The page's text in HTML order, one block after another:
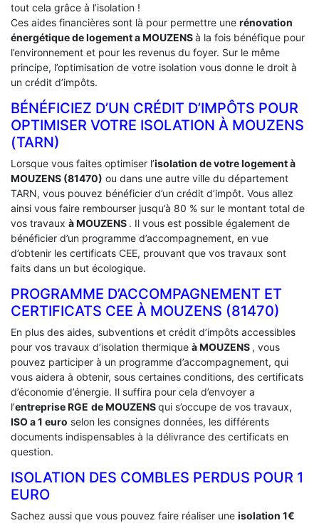
tout cela grâce à l’isolation !
Ces aides financières sont là pour permettre une rénovation
énergétique de logement aMOUZENSà la fois bénéfique pour
l’environnement et pour les revenus du foyer. Sur le même
principe, l’optimisation de votre isolation vous donne le droit à
un crédit d’impôts.
BÉNÉFICIEZ D’UN CRÉDIT D’IMPÔTS POUR
OPTIMISER VOTRE ISOLATION À ‎MOUZENS
(TARN)
Lorsque vous faites optimiser l’isolation de votre logement à
MOUZENS (81470) ou dans une autre ville du département
TARN, vous pouvez bénéficier d’un crédit d’impôt. Vous allez
ainsi vous faire rembourser jusqu’à 80 % sur le montant total de
vos travaux à MOUZENS . Il vous est possible également de
bénéficier d’un programme d’accompagnement, en vue
d’obtenir les certificats CEE, prouvant que vos travaux sont
faits dans un but écologique.
PROGRAMME D’ACCOMPAGNEMENT ET
CERTIFICATS CEE À ‎MOUZENS (81470)
En plus des aides, subventions et crédit d’impôts accessibles
pour vos travaux d’isolation thermique à MOUZENS , vous
pouvez participer à un programme d’accompagnement, qui
vous aidera à obtenir, sous certaines conditions, des certificats
d’économie d’énergie. Il suffira pour cela d’envoyer a
l’entreprise RGE de MOUZENSqui s’occupe de vos travaux,
ISO a 1 euro selon les consignes données, les différents
documents indispensables à la délivrance des certificats en
question.
ISOLATION DES COMBLES PERDUS POUR 1
EURO
Sachez aussi que vous pouvez faire réaliser une isolation 1€